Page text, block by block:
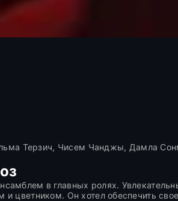
Терзич, Чисем Чанджы, Дамла
в главных ролях.
Он хотел обеспечить